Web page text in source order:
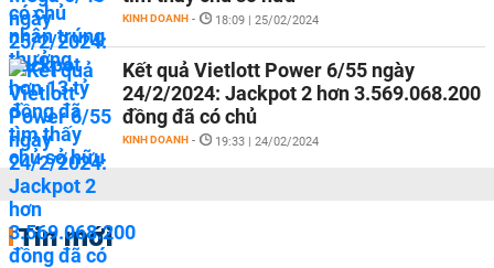
KINH DOANH - 18:09 | 25/02/2024
Kết quả Vietlott Power 6/55 ngày
24/2/2024: Jackpot 2 hơn 3.569.068.200
đồng đã có chủ
KINH DOANH - 19:33 | 24/02/2024
Tin mới